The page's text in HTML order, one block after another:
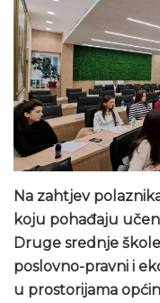
Na zahtjev
koju pohađaju
Druge srednje
poslovno-pravni i
u prostorijama